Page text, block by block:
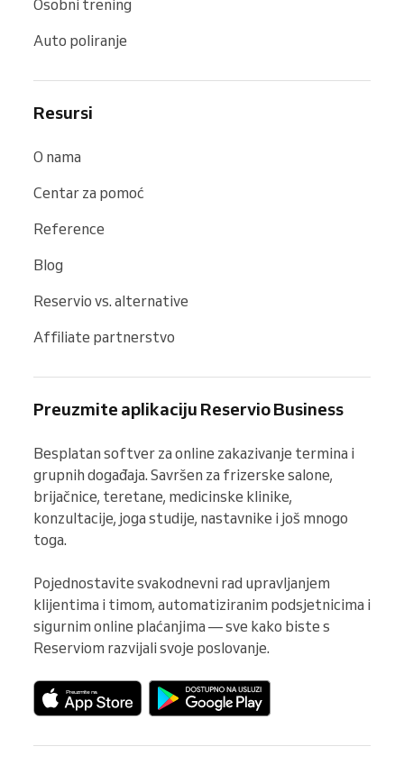
Osobni trening
Auto poliranje
Resursi
O nama
Centar za pomoć
Reference
Blog
Reservio vs. alternative
Affiliate partnerstvo
Preuzmite aplikaciju Reservio Business
Besplatan softver za online zakazivanje termina i
grupnih događaja. Savršen za frizerske salone,
brijačnice, teretane, medicinske klinike,
konzultacije, joga studije, nastavnike i još mnogo
toga.
Pojednostavite svakodnevni rad upravljanjem
klijentima i timom, automatiziranim podsjetnicima i
sigurnim online plaćanjima — sve kako biste s
Reserviom razvijali svoje poslovanje.